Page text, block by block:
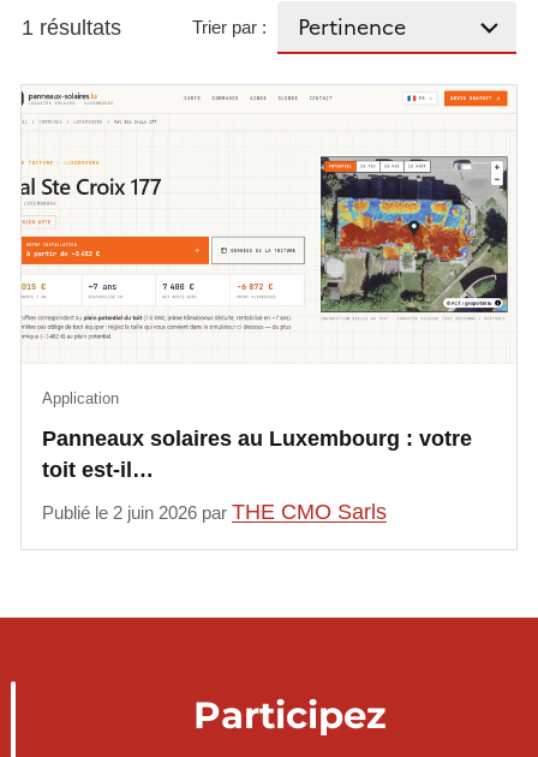
1 résultats Trier par :
Panneaux solaires au Luxembourg : votre
toit est-il…
Application
Publié le 2 juin 2026 parTHE CMO Sarls
Participez